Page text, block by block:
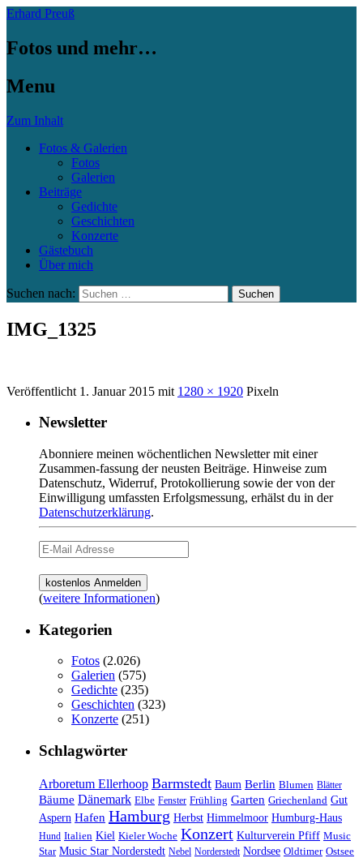
Erhard Preuß
Fotos und mehr…
Menu
Zum Inhalt
Fotos & Galerien
Fotos
Galerien
Beiträge
Gedichte
Geschichten
Konzerte
Gästebuch
Über mich
Suchen nach:
IMG_1325
Veröffentlicht 1. Januar 2015 mit 1280 × 1920 Pixeln
Newsletter
Abonniere meinen wöchentlichen Newsletter mit einer
Zusammen-fassung der neusten Beiträge. Hinweise zum
Datenschutz, Widerruf, Protokollierung sowie der von der
Einwilligung umfassten Erfolgsmessung, erhälst du in der
Datenschutzerklärung.
(weitere Informationen)
Kategorien
Fotos (2.026)
Galerien (575)
Gedichte (235)
Geschichten (323)
Konzerte (251)
Schlagwörter
Arboretum Ellerhoop Barmstedt Baum Berlin Blumen Blätter
Bäume Dänemark Elbe Fenster Frühling Garten Griechenland Gut
Aspern Hafen Hamburg Herbst Himmelmoor Humburg-Haus
Hund Italien Kiel Kieler Woche Konzert Kulturverein Pfiff Music
Star Music Star Norderstedt Nebel Norderstedt Nordsee Oldtimer Ostsee